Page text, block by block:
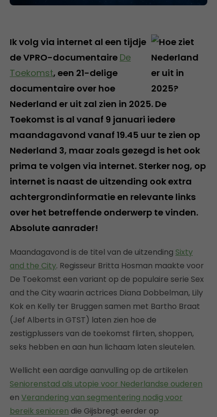
Ik volg via internet al een tijdje
de VPRO-documentaire De
Toekomst, een 21-delige
documentaire over hoe
Nederland er uit zal zien in 2025. De
Toekomst is al vanaf 9 januari iedere
maandagavond vanaf 19.45 uur te zien op
Nederland 3, maar zoals gezegd is het ook
prima te volgen via internet. Sterker nog, op
internet is naast de uitzending ook extra
achtergrondinformatie en relevante links
over het betreffende onderwerp te vinden.
Absolute aanrader!
Maandagavond is de titel van de uitzending Sixty
and the City. Regisseur Britta Hosman maakte voor
De Toekomst een variant op de populaire serie Sex
and the City waarin actrices Diana Dobbelman, Lily
Kok en Kelly ter Bruggen samen met Bartho Braat
(Jef Alberts in GTST) laten zien hoe de
zestigplussers van de toekomst flirten, shoppen,
seks hebben en aan hun lichaam laten sleutelen.
Wellicht een aardige aanvulling op de artikelen
Seniorenstad als utopie voor Nederlandse ouderen
en Verandering van segmentering nodig voor
bereik senioren die Gijsbregt eerder op